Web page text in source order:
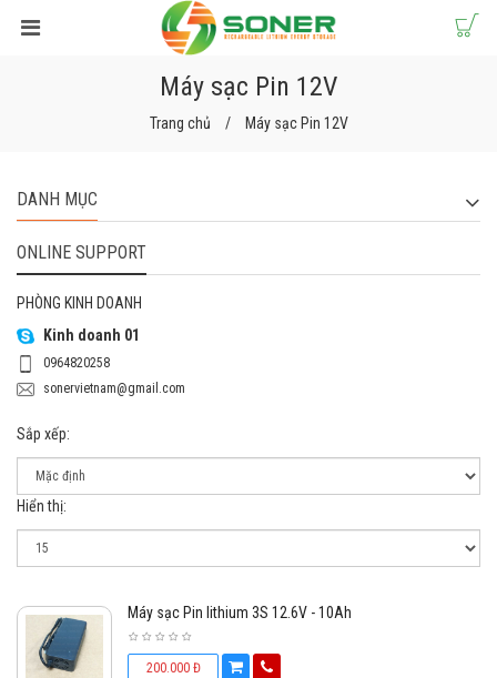
Máy sạc Pin 12V
Trang chủ Máy sạc Pin 12V
DANH MỤC
ONLINE SUPPORT
PHÒNG KINH DOANH
Kinh doanh 01
0964820258
sonervietnam@gmail.com
Sắp xếp:
Hiển thị:
Máy sạc Pin lithium 3S 12.6V - 10Ah
200.000 Đ